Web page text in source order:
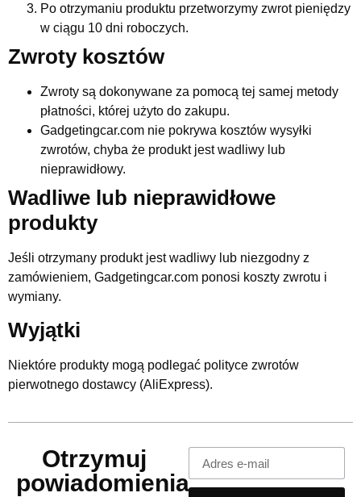
Po otrzymaniu produktu przetworzymy zwrot pieniędzy
w ciągu 10 dni roboczych.
Zwroty kosztów
Zwroty są dokonywane za pomocą tej samej metody
płatności, której użyto do zakupu.
Gadgetingcar.com nie pokrywa kosztów wysyłki
zwrotów, chyba że produkt jest wadliwy lub
nieprawidłowy.
Wadliwe lub nieprawidłowe
produkty
Jeśli otrzymany produkt jest wadliwy lub niezgodny z
zamówieniem, Gadgetingcar.com ponosi koszty zwrotu i
wymiany.
Wyjątki
Niektóre produkty mogą podlegać polityce zwrotów
pierwotnego dostawcy (AliExpress).
Otrzymuj
powiadomienia